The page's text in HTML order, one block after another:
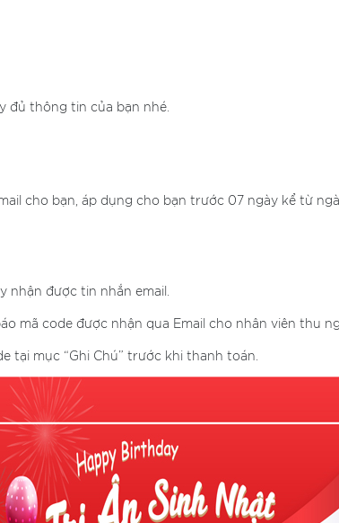
đủ thông tin của bạn nhé.
cho bạn, áp dụng cho bạn trước 07 ngày kể từ
nhận được tin nhắn email.
mã code được nhận qua Email cho nhân viên thu
tại mục “Ghi Chú” trước khi thanh toán.